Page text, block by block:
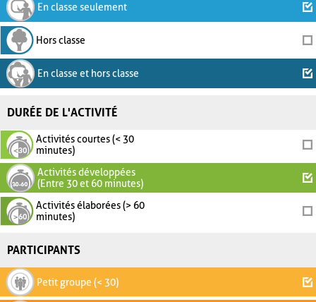
En classe seulement
Hors classe
En classe et hors classe
DURÉE DE L'ACTIVITÉ
Activités courtes (< 30
minutes)
Activités développées
(Entre 30 et 60 minutes)
Activités élaborées (> 60
minutes)
PARTICIPANTS
Petit groupe (< 30)